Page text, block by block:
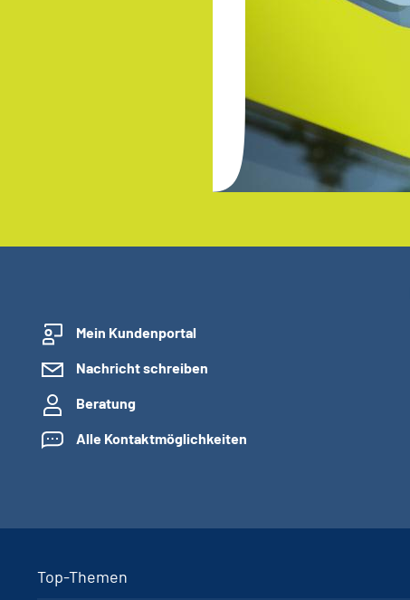
Mein Kundenportal
Nachricht schreiben
Beratung
Alle Kontaktmöglichkeiten
Top-Themen